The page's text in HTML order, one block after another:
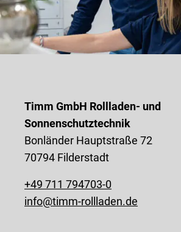
Timm GmbH Rollladen- und
Sonnenschutztechnik
Bonländer Hauptstraße 72
70794 Filderstadt
+49 711 794703-0
info@timm-rollladen.de